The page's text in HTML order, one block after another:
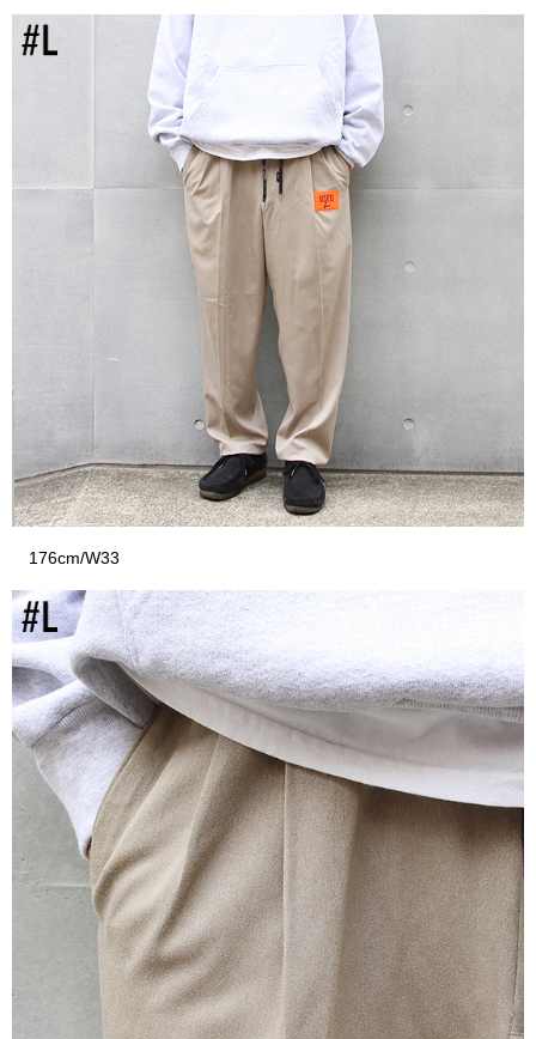
176cm/W33